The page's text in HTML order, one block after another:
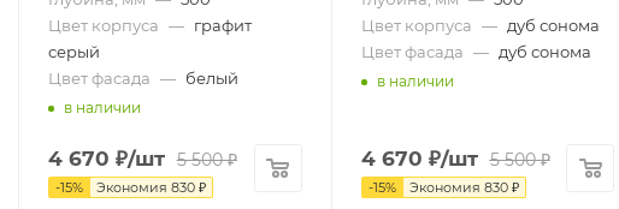
Цвет корпуса — графит
серый
Цвет фасада — белый
в наличии
4 670 ₽/шт 5 500₽
-15% Экономия 830₽
Цвет корпуса — дуб сонома
Цвет фасада — дуб сонома
в наличии
4 670 ₽/шт 5 500₽
-15% Экономия 830₽